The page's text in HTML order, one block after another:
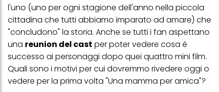
l'uno (uno per ogni stagione dell'anno nella piccola
cittadina che tutti abbiamo imparato ad amare) che
"concludono" la storia. Anche se tutti i fan aspettano
una reunion del cast per poter vedere cosa è
successo ai personaggi dopo quei quattro mini film.
Quali sono i motivi per cui dovremmo rivedere oggi o
vedere per la prima volta "Una mamma per amica"?